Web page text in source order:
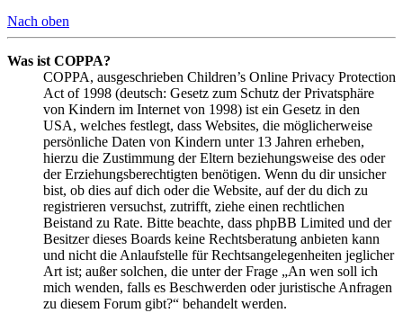
Nach oben
Was ist COPPA?
COPPA, ausgeschrieben Children’s Online Privacy Protection
Act of 1998 (deutsch: Gesetz zum Schutz der Privatsphäre
von Kindern im Internet von 1998) ist ein Gesetz in den
USA, welches festlegt, dass Websites, die möglicherweise
persönliche Daten von Kindern unter 13 Jahren erheben,
hierzu die Zustimmung der Eltern beziehungsweise des oder
der Erziehungsberechtigten benötigen. Wenn du dir unsicher
bist, ob dies auf dich oder die Website, auf der du dich zu
registrieren versuchst, zutrifft, ziehe einen rechtlichen
Beistand zu Rate. Bitte beachte, dass phpBB Limited und der
Besitzer dieses Boards keine Rechtsberatung anbieten kann
und nicht die Anlaufstelle für Rechtsangelegenheiten jeglicher
Art ist; außer solchen, die unter der Frage „An wen soll ich
mich wenden, falls es Beschwerden oder juristische Anfragen
zu diesem Forum gibt?“ behandelt werden.